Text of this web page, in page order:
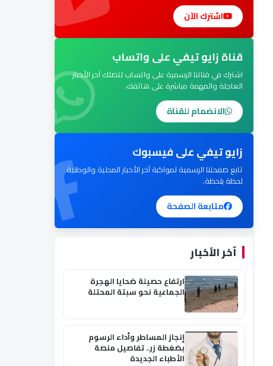
اشترك الآن
قناة زايو تيفي على واتساب
اشترك في قناتنا الرسمية على واتساب لتصلك آخر الأخبار
العاجلة والمهمة مباشرة على هاتفك.
الانضمام للقناة
زايو تيفي على فيسبوك
تابع صفحتنا الرسمية لمواكبة آخر الأخبار المحلية والوطنية
لحظة بلحظة.
متابعة الصفحة
آخر الأخبار
ارتفاع حصيلة ضحايا الهجرة
الجماعية نحو سبتة المحتلة
إنجاز المساطر وأداء الرسوم
بضغطة زر.. تفاصيل منصة
الأطباء الجديدة